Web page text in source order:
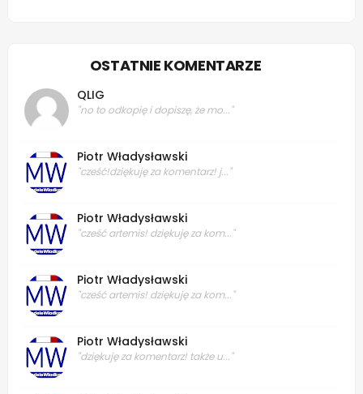
OSTATNIE KOMENTARZE
QLIG
"no to odkopię i dopiszę, że mo..."
Piotr Władysławski
"cześć!dziękuję za komentarz! j..."
Piotr Władysławski
"cześć artemis! dziękuję za kom..."
Piotr Władysławski
"cześć artemis! dziękuję za kom..."
Piotr Władysławski
"dziękuję za komentarz! także u..."